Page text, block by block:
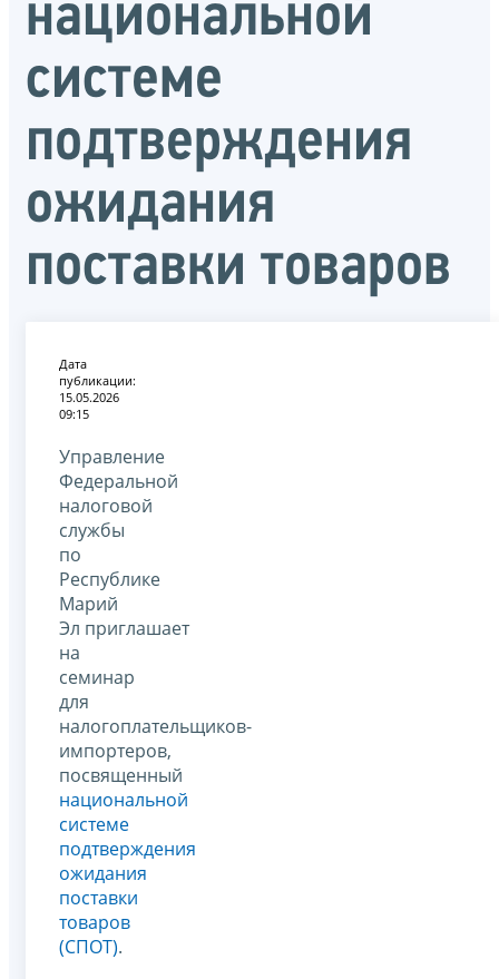
национальной
системе
подтверждения
ожидания
поставки товаров
Дата
публикации:
15.05.2026
09:15
Управление
Федеральной
налоговой
службы
по
Республике
Марий
Эл приглашает
на
семинар
для
налогоплательщиков-
импортеров,
посвященный
национальной
системе
подтверждения
ожидания
поставки
товаров
(СПОТ).